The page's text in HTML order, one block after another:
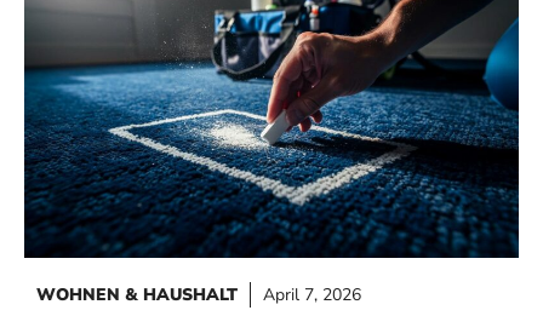
WOHNEN & HAUSHALT April 7, 2026